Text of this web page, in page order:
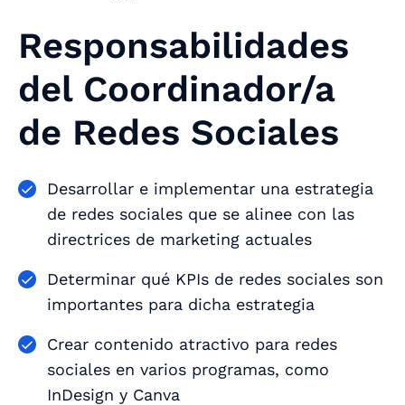
Responsabilidades
del Coordinador/a
de Redes Sociales
Desarrollar e implementar una estrategia
de redes sociales que se alinee con las
directrices de marketing actuales
Determinar qué KPIs de redes sociales son
importantes para dicha estrategia
Crear contenido atractivo para redes
sociales en varios programas, como
InDesign y Canva